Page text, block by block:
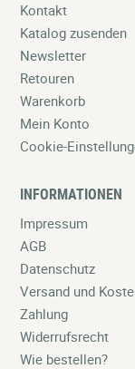
Kontakt
Katalog zusenden
Newsletter
Retouren
Warenkorb
Mein Konto
Cookie-
INFORMATIONEN
Impressum
AGB
Datenschutz
Versand und
Zahlung
Widerrufsrecht
Wie bestellen?